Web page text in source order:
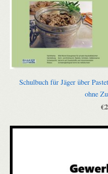
Schulbuch für Jäger über
ohne